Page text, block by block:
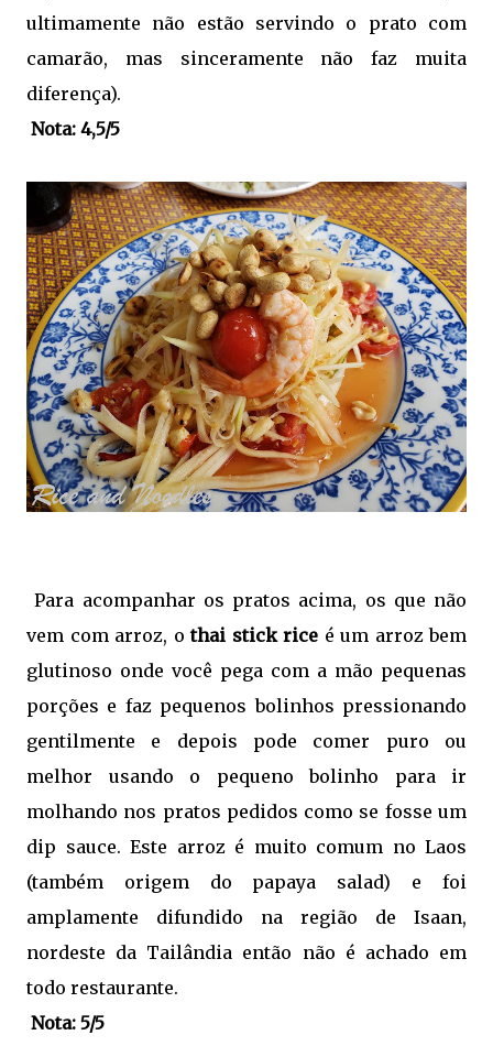
ultimamente não estão servindo o prato com
camarão, mas sinceramente não faz muita
diferença).
Nota: 4,5/5
Para acompanhar os pratos acima, os que não
vem com arroz, othai stick rice é um arroz bem
glutinoso onde você pega com a mão pequenas
porções e faz pequenos bolinhos pressionando
gentilmente e depois pode comer puro ou
melhor usando o pequeno bolinho para ir
molhando nos pratos pedidos como se fosse um
dip sauce. Este arroz é muito comum no Laos
(também origem do papaya salad) e foi
amplamente difundido na região de Isaan,
nordeste da Tailândia então não é achado em
todo restaurante.
Nota: 5/5